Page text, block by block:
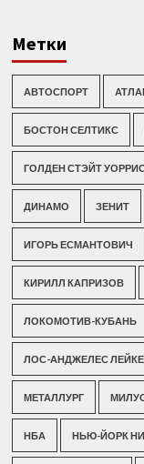
Метки
АВТОСПОРТ
БОСТОН СЕЛТИКС
ГОЛДЕН СТЭЙТ
ДИНАМО ЗЕНИТ
ИГОРЬ ЕСМАНТОВИЧ
КИРИЛЛ КАПРИЗОВ
ЛОКОМОТИВ-КУБАНЬ
ЛОС-АНДЖЕЛЕС
МЕТАЛЛУРГ
НБА НЬЮ-ЙОРК